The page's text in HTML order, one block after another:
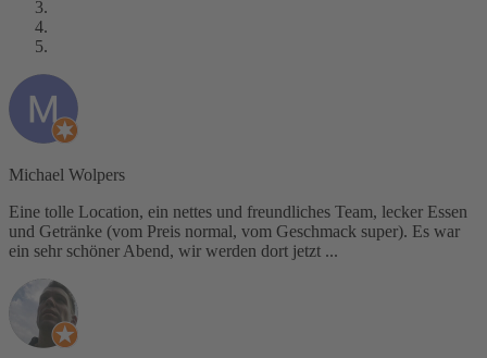
Michael Wolpers
Eine tolle Location, ein nettes und freundliches Team, lecker Essen
und Getränke (vom Preis normal, vom Geschmack super). Es war
ein sehr schöner Abend, wir werden dort jetzt ...